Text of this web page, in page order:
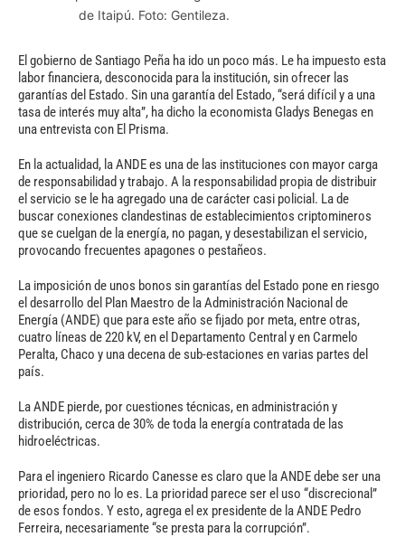
de Itaipú. Foto: Gentileza.
El gobierno de Santiago Peña ha ido un poco más. Le ha impuesto esta
labor financiera, desconocida para la institución, sin ofrecer las
garantías del Estado. Sin una garantía del Estado, “será difícil y a una
tasa de interés muy alta”, ha dicho la economista Gladys Benegas en
una entrevista con El Prisma.
En la actualidad, la ANDE es una de las instituciones con mayor carga
de responsabilidad y trabajo. A la responsabilidad propia de distribuir
el servicio se le ha agregado una de carácter casi policial. La de
buscar conexiones clandestinas de establecimientos criptomineros
que se cuelgan de la energía, no pagan, y desestabilizan el servicio,
provocando frecuentes apagones o pestañeos.
La imposición de unos bonos sin garantías del Estado pone en riesgo
el desarrollo del Plan Maestro de la Administración Nacional de
Energía (ANDE) que para este año se fijado por meta, entre otras,
cuatro líneas de 220 kV, en el Departamento Central y en Carmelo
Peralta, Chaco y una decena de sub-estaciones en varias partes del
país.
La ANDE pierde, por cuestiones técnicas, en administración y
distribución, cerca de 30% de toda la energía contratada de las
hidroeléctricas.
Para el ingeniero Ricardo Canesse es claro que la ANDE debe ser una
prioridad, pero no lo es. La prioridad parece ser el uso “discrecional”
de esos fondos. Y esto, agrega el ex presidente de la ANDE Pedro
Ferreira, necesariamente “se presta para la corrupción”.